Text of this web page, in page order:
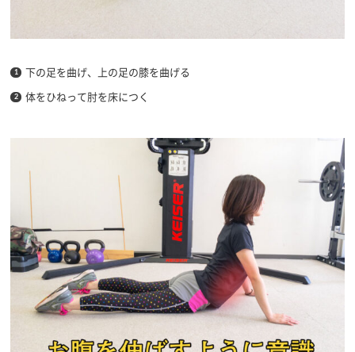
下の足を曲げ、上の足の膝を曲げる
体をひねって肘を床につく